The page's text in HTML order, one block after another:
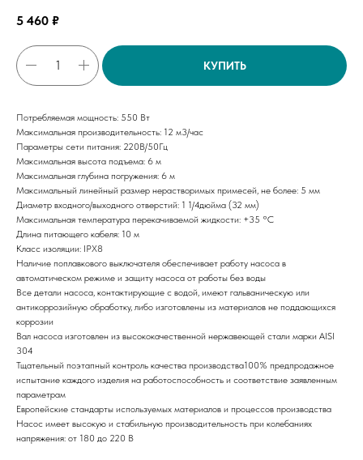
5 460 ₽
КУПИТЬ
Потребляемая мощность: 550 Вт
Максимальная производительность: 12 м3/час
Параметры сети питания: 220В/50Гц
Максимальная высота подъема: 6 м
Максимальная глубина погружения: 6 м
Максимальный линейный размер нерастворимых примесей, не более: 5 мм
Диаметр входного/выходного отверстий: 1 1/4дюйма (32 мм)
Максимальная температура перекачиваемой жидкости: +35 °C
Длина питающего кабеля: 10 м
Класс изоляции: IPX8
Наличие поплавкового выключателя обеспечивает работу насоса в
автоматическом режиме и защиту насоса от работы без воды
Все детали насоса, контактирующие с водой, имеют гальваническую или
антикоррозийную обработку, либо изготовлены из материалов не поддающихся
коррозии
Вал насоса изготовлен из высококачественной нержавеющей стали марки AISI
304
Тщательный поэтапный контроль качества производства100% предпродажное
испытание каждого изделия на работоспособность и соответствие заявленным
параметрам
Европейские стандарты используемых материалов и процессов производства
Насос имеет высокую и стабильную производительность при колебаниях
напряжения: от 180 до 220 В